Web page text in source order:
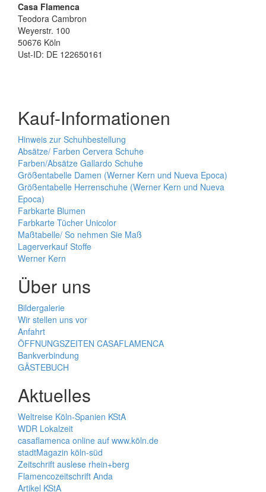
Casa Flamenca
Teodora Cambron
Weyerstr. 100
50676 Köln
Ust-ID: DE 122650161
Kauf-Informationen
Hinweis zur Schuhbestellung
Absätze/ Farben Cervera Schuhe
Farben/Absätze Gallardo Schuhe
Größentabelle Damen (Werner Kern und Nueva Epoca)
Größentabelle Herrenschuhe (Werner Kern und Nueva
Epoca)
Farbkarte Blumen
Farbkarte Tücher Unicolor
Maßtabelle/ So nehmen Sie Maß
Lagerverkauf Stoffe
Werner Kern
Über uns
Bildergalerie
Wir stellen uns vor
Anfahrt
ÖFFNUNGSZEITEN CASAFLAMENCA
Bankverbindung
GÄSTEBUCH
Aktuelles
Weltreise Köln-Spanien KStA
WDR Lokalzeit
casaflamenca online auf www.köln.de
stadtMagazin köln-süd
Zeitschrift auslese rhein+berg
Flamencozeitschrift Anda
Artikel KStA